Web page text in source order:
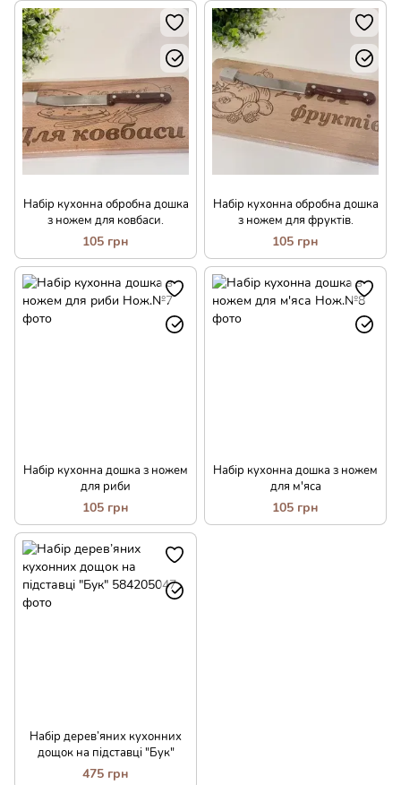
Набір кухонна обробна дошка
з ножем для ковбаси.
105 грн
Набір кухонна обробна дошка
з ножем для фруктів.
105 грн
Набір кухонна дошка з ножем
для риби
105 грн
Набір кухонна дошка з ножем
для м'яса
105 грн
Набір дерев’яних кухонних
дощок на підставці "Бук"
475 грн